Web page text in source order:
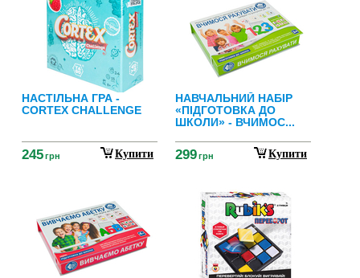
НАСТІЛЬНА ГРА -
CORTEX CHALLENGE
245грн Купити
НАВЧАЛЬНИЙ НАБІР
«ПІДГОТОВКА ДО
ШКОЛИ» - ВЧИМОС...
299грн Купити